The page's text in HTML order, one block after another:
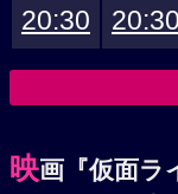
20:30
20:30
映画『仮面ラ